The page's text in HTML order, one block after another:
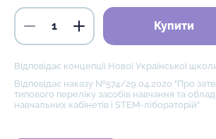
Купити
Відповідає концепції Нової Української
Відповідає наказу №574/29.04.2020 "Про
типового переліку засобів навчання та
навчальних кабінетів і STEM-лібораторій"